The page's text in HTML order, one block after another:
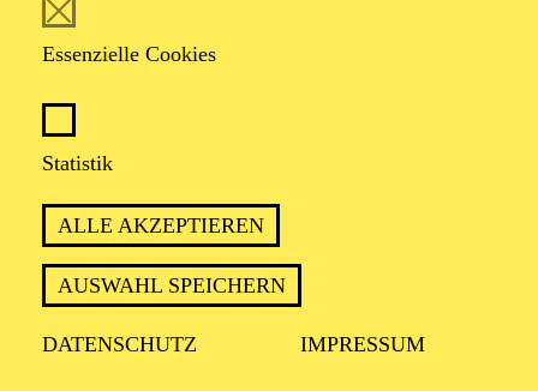
Essenzielle Cookies
Statistik
ALLE AKZEPTIEREN
AUSWAHL SPEICHERN
DATENSCHUTZ IMPRESSUM
Orchestra
Werke von Antonín Dvorák, John Adams, Sergej
TICKETS